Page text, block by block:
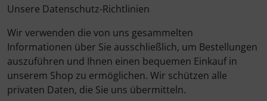
Unsere Datenschutz-Richtlinien
Wir verwenden die von uns gesammelten
Informationen über Sie ausschließlich, um Bestellungen
auszuführen und Ihnen einen bequemen Einkauf in
unserem Shop zu ermöglichen. Wir schützen alle
privaten Daten, die Sie uns übermitteln.